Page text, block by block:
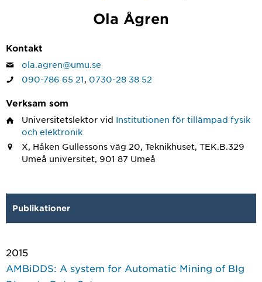
Ola Ågren
Kontakt
ola.agren@umu.se
090-786 65 21
0730-28 38 52
Verksam som
Universitetslektor vid Institutionen för tillämpad fysik
och elektronik
X, Håken Gullessons väg 20, Teknikhuset, TEK.B.329
Umeå universitet, 901 87 Umeå
Publikationer
2015
AMBiDDS: A system for Automatic Mining of BIg